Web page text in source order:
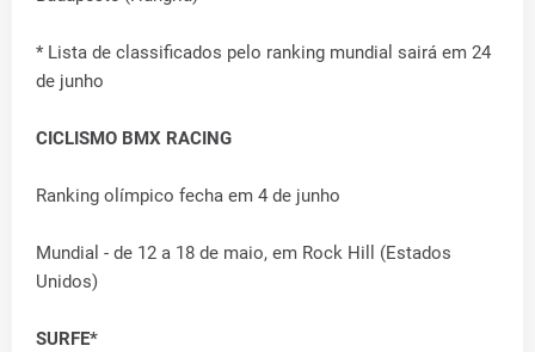
* Lista de classificados pelo ranking mundial sairá em 24
de junho
CICLISMO BMX RACING
Ranking olímpico fecha em 4 de junho
Mundial - de 12 a 18 de maio, em Rock Hill (Estados
Unidos)
SURFE*